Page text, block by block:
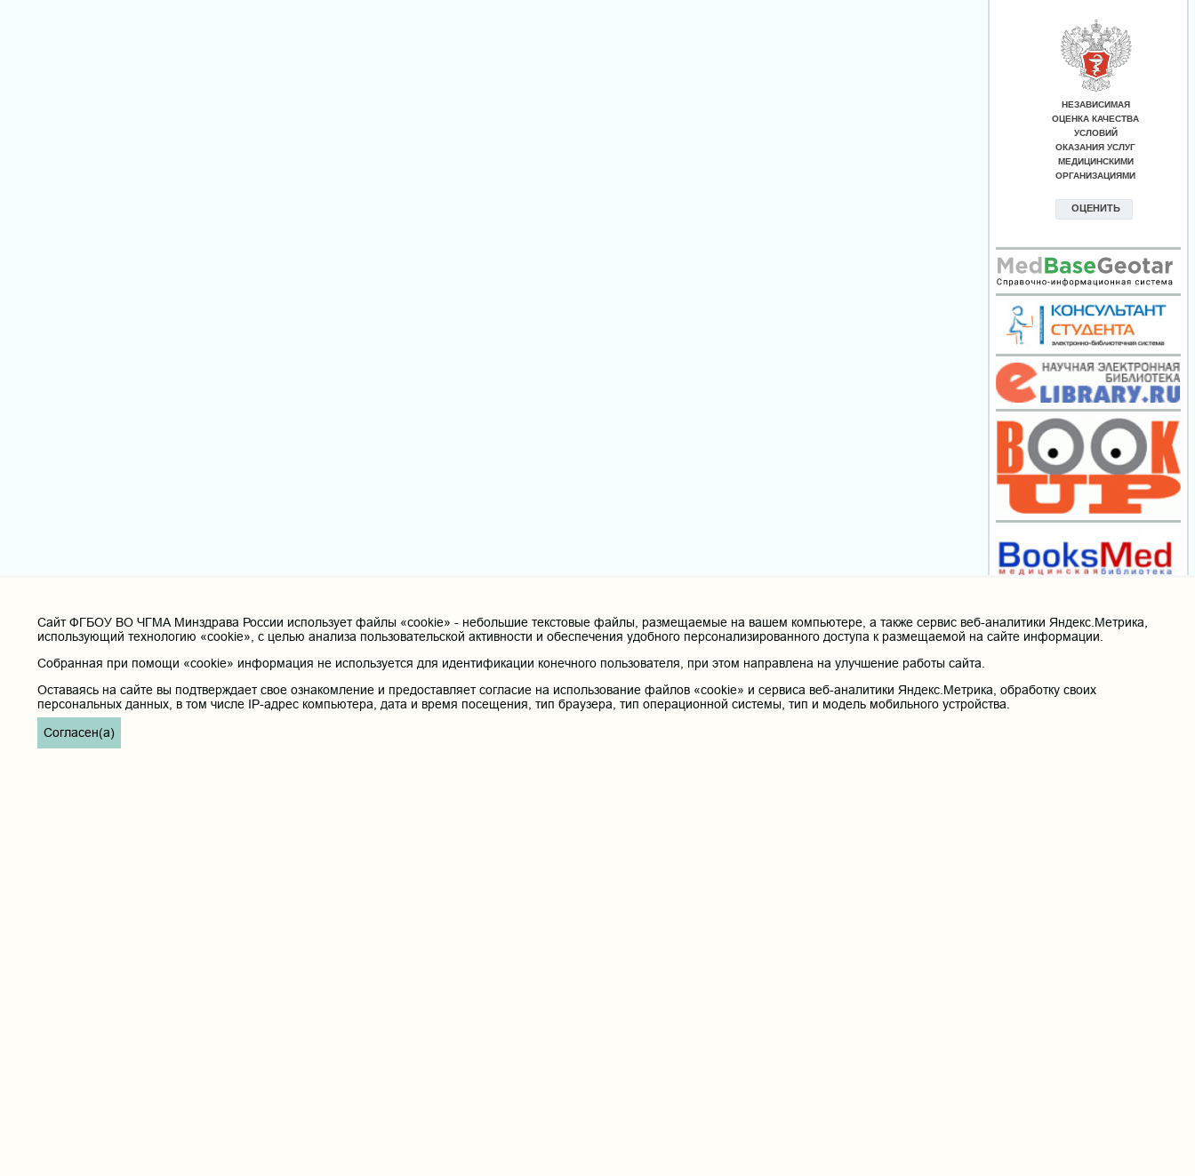
Cайт ФГБОУ ВО ЧГМА Минздрава России использует файлы «cookie» - небольшие текстовые файлы, размещаемые на вашем компьютере, а также сервис веб-аналитики Яндекс.Метрика,
использующий технологию «cookie», с целью анализа пользовательской активности и обеспечения удобного персонализированного доступа к размещаемой на сайте информации.
Собранная при помощи «cookie» информация не используется для идентификации конечного пользователя, при этом направлена на улучшение работы сайта.
Оставаясь на сайте вы подтверждает свое ознакомление и предоставляет согласие на использование файлов «cookie» и сервиса веб-аналитики Яндекс.Метрика, обработку своих
персональных данных, в том числе IP-адрес компьютера, дата и время посещения, тип браузера, тип операционной системы, тип и модель мобильного устройства.
Согласен(а)